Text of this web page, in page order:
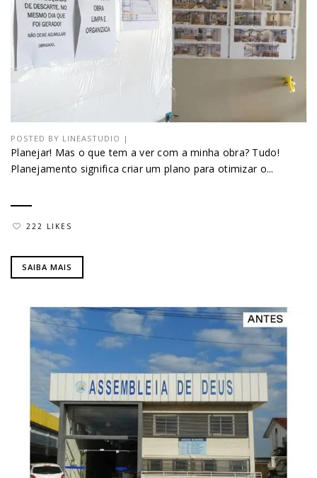
POSTED BY LINEASTUDIO |
Planejar! Mas o que tem a ver com a minha obra? Tudo!
Planejamento significa criar um plano para otimizar o...
222 LIKES
SAIBA MAIS